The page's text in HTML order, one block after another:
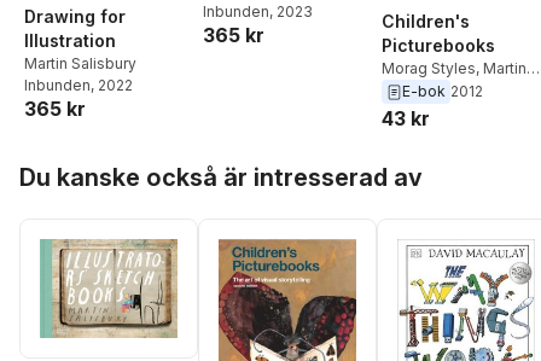
Drawing for
Illustration
Martin Salisbury
Inbunden, 2022
365 kr
Inbunden, 2023
365 kr
Children's
Picturebooks
Morag Styles, Martin
Salisbury
E-bok 2012
43 kr
Du kanske också är intresserad av